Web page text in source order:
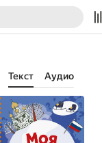
Текст Аудио